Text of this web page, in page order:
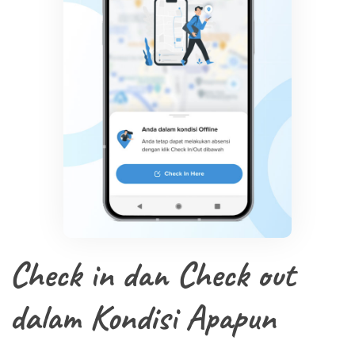
Check in dan Check out
dalam Kondisi Apapun